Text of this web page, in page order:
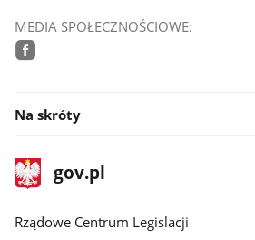
MEDIA SPOŁECZNOŚCIOWE:
Na skróty
stopka
gov.plStrona
gov.pl
Rządowe Centrum Legislacji